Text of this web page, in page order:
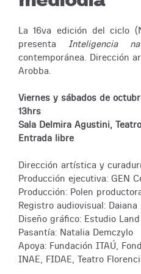
La 16va edición del ciclo
presenta Inteligencia
contemporánea. Dirección
Arobba.
Viernes y sábados de
13hrs
Sala Delmira Agustini,
Entrada libre
Dirección artística y
Producción ejecutiva: GEN
Producción: Polen
Registro audiovisual: Daiana
Diseño gráfico: Estudio Land
Pasantía: Natalia Demczylo
Apoya: Fundación ITAÚ,
INAE, FIDAE, Teatro